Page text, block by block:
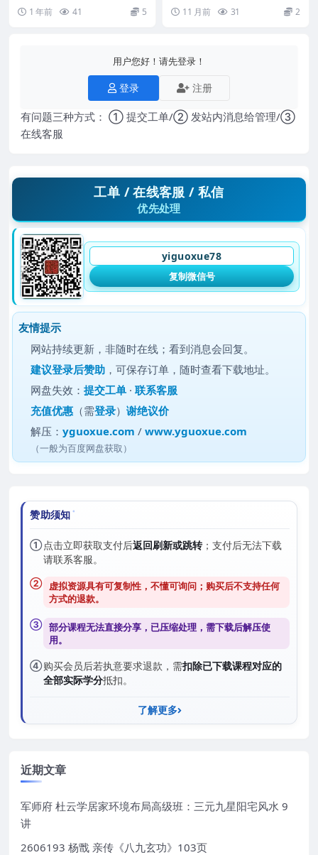
1 年前 41 5 11 月前 31 2
用户您好！请先登录！
登录 注册
有问题三种方式： ① 提交工单/② 发站内消息给管理/③
在线客服
工单 / 在线客服 / 私信
优先处理
yiguoxue78
复制微信号
友情提示
网站持续更新，非随时在线；看到消息会回复。
建议登录后赞助 ，可保存订单，随时查看下载地址。
网盘失效：提交工单 ·联系客服
充值优惠 （需登录）谢绝议价
解压：yguoxue.com /www.yguoxue.com
（一般为百度网盘获取）
赞助须知
①点击立即获取支付后返回刷新或跳转；支付后无法下载
请联系客服。
② 虚拟资源具有可复制性，不懂可询问；购买后不支持任何
方式的退款。
③ 部分课程无法直接分享，已压缩处理，需下载后解压使
用。
④购买会员后若执意要求退款，需扣除已下载课程对应的
全部实际学分抵扣。
了解更多
近期文章
军师府 杜云学居家环境布局高级班：三元九星阳宅风水 9
讲
2606193 杨戬 亲传《八九玄功》103页